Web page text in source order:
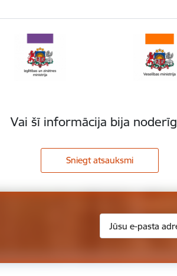
Vai šī informācija bija
Sniegt atsauksmi